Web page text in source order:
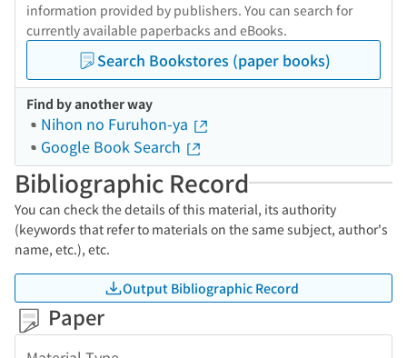
information provided by publishers. You can search for
currently available paperbacks and eBooks.
Search Bookstores (paper books)
Find by another way
Nihon no Furuhon-ya
Google Book Search
Bibliographic Record
You can check the details of this material, its authority
(keywords that refer to materials on the same subject, author's
name, etc.), etc.
Output Bibliographic Record
Paper